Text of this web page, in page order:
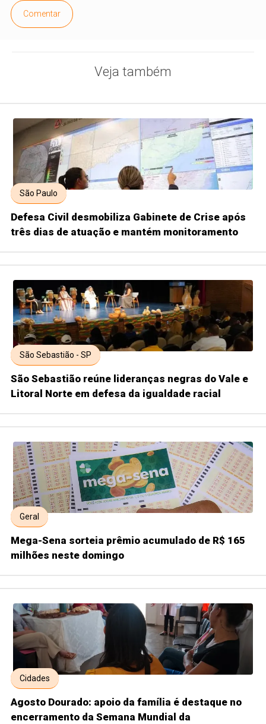
Comentar
Veja também
São Paulo
Defesa Civil desmobiliza Gabinete de Crise após
três dias de atuação e mantém monitoramento
São Sebastião - SP
São Sebastião reúne lideranças negras do Vale e
Litoral Norte em defesa da igualdade racial
Geral
Mega-Sena sorteia prêmio acumulado de R$ 165
milhões neste domingo
Cidades
Agosto Dourado: apoio da família é destaque no
encerramento da Semana Mundial da